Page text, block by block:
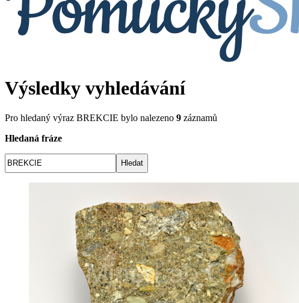
Výsledky vyhledávání
Pro hledaný výraz BREKCIE bylo nalezeno 9 záznamů
Hledaná fráze